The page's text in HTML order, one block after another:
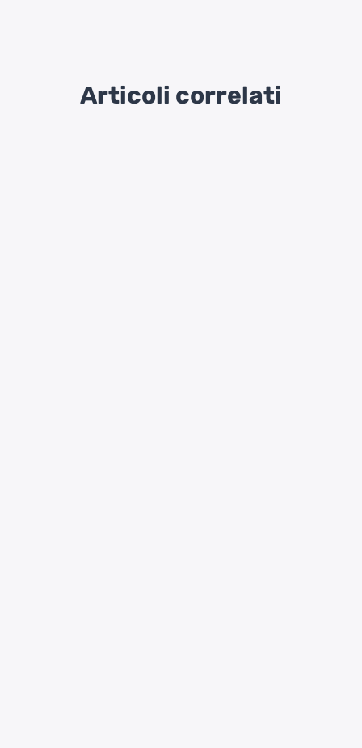
Articoli correlati